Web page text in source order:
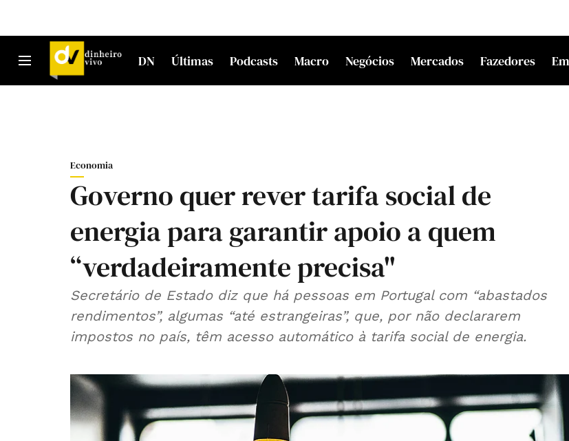
DN Últimas Podcasts Macro Negócios Mercados Fazedores
Economia
Governo quer rever tarifa social de
energia para garantir apoio a quem
“verdadeiramente precisa"
Secretário de Estado diz que há pessoas em Portugal com “abastados
rendimentos”, algumas “até estrangeiras”, que, por não declararem
impostos no país, têm acesso automático à tarifa social de energia.